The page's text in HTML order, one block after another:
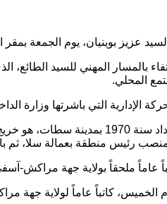
عزيز بوينيان، يوم الجمعة
بالمسار المهني للسيد
المحلي.
الإدارية التي باشرتها وزارة
منصب رئيس منطقة بعمالة سلا، ثم
الخميس، كاتباً عاماً لولاية